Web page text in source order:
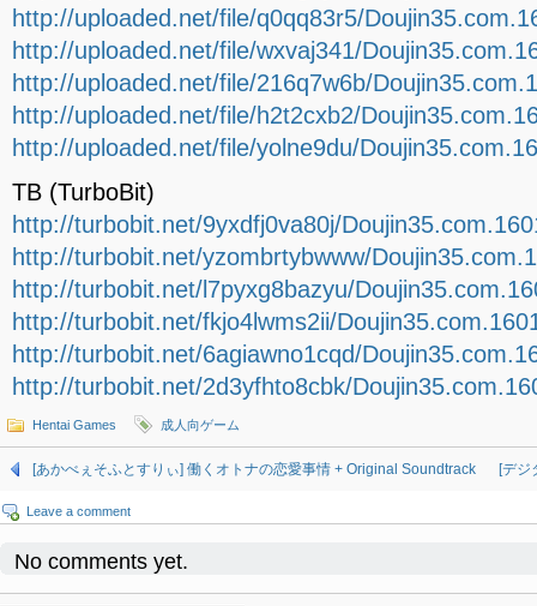
http://uploaded.net/file/q0qq83r5/
http://uploaded.net/file/wxvaj341/
http://uploaded.net/file/216q7w6b/
http://uploaded.net/file/h2t2cxb2/
http://uploaded.net/file/yolne9du/
TB (TurboBit)
http://turbobit.net/9yxdfj0va80j/
http://turbobit.net/yzombrtybwww/
http://turbobit.net/l7pyxg8bazyu/
http://turbobit.net/fkjo4lwms2ii/
http://turbobit.net/6agiawno1cqd/
http://turbobit.net/2d3yfhto8cbk/
Hentai Games 成人向ゲーム
[あかべぇそふとすりぃ] 働くオトナの恋愛事情 + Original Soundtrack [デジ
Leave a comment
No comments yet.